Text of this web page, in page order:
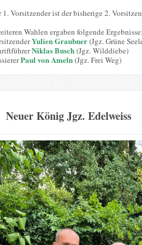
1. Vorsitzender ist der bisherige 2.
Wahlen ergaben folgende Ergebnisse:
Yulien Graubner(Jgz. Grüne
Niklas Busch(Jgz. Wilddiebe)
Paul von Ameln(Jgz. Frei Weg)
Neuer König Jgz. Edelweiss